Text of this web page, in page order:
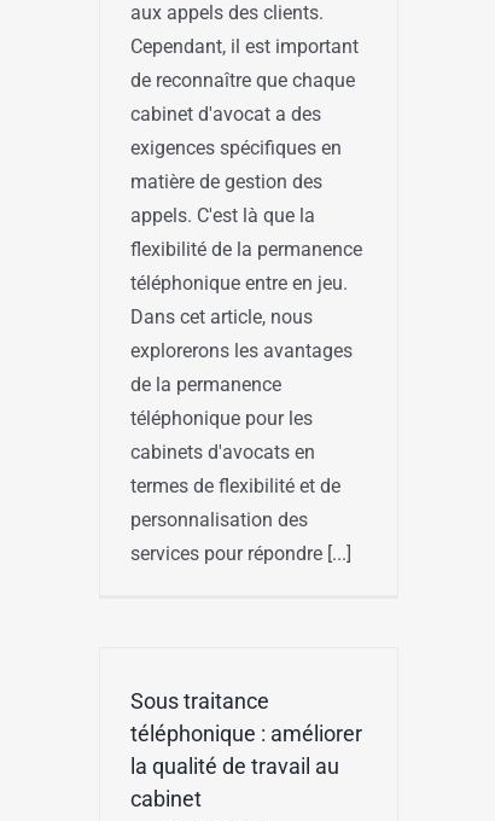
aux appels des clients.
Cependant, il est important
de reconnaître que chaque
cabinet d'avocat a des
exigences spécifiques en
matière de gestion des
appels. C'est là que la
flexibilité de la permanence
téléphonique entre en jeu.
Dans cet article, nous
explorerons les avantages
de la permanence
téléphonique pour les
cabinets d'avocats en
termes de flexibilité et de
personnalisation des
services pour répondre [...]
Sous traitance
téléphonique : améliorer
la qualité de travail au
cabinet